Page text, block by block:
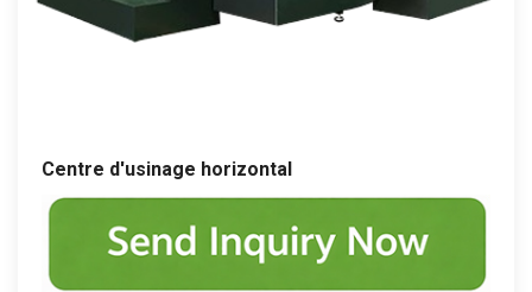
Centre d'usinage horizontal